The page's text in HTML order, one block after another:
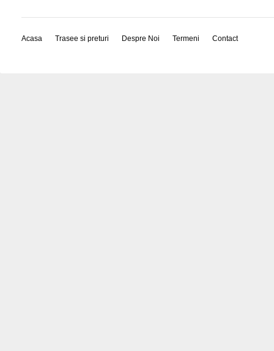
Acasa Trasee si preturi Despre Noi Termeni Contact